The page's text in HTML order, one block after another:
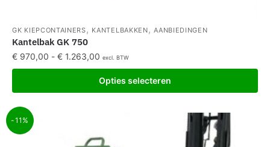
GK KIEPCONTAINERS, KANTELBAKKEN,AANBIEDINGEN
Kantelbak GK 750
€ 970,00 - € 1.263,00 excl. BTW
Opties selecteren
-11%